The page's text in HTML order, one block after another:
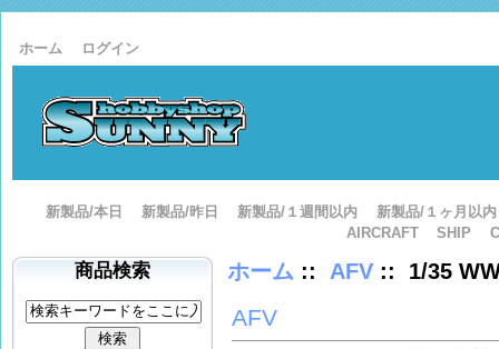
ホーム ログイン
新製品/本日 新製品/昨日 新製品/１週間以内
新製品/１ヶ月以内
AIRCRAFT
SHIP
商品検索 ホーム :: AFV :: 1/35
AFV